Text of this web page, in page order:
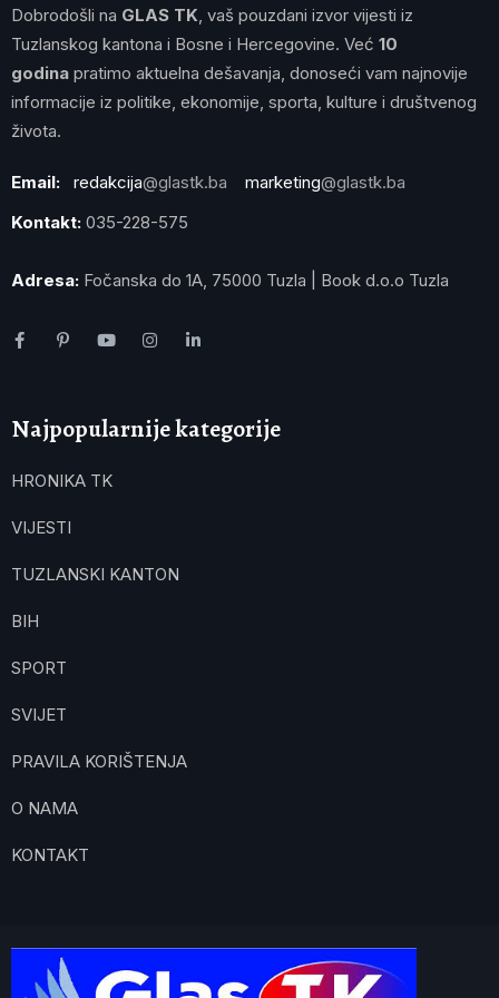
Dobrodošli na GLAS TK , vaš pouzdani izvor vijesti iz
Tuzlanskog kantona i Bosne i Hercegovine. Već 10
godina pratimo aktuelna dešavanja, donoseći vam najnovije
informacije iz politike, ekonomije, sporta, kulture i društvenog
života.
Email: redakcija@glastk.ba marketing@glastk.ba
Kontakt: 035-228-575
Adresa: Fočanska do 1A, 75000 Tuzla | Book d.o.o Tuzla
Najpopularnije kategorije
HRONIKA TK
VIJESTI
TUZLANSKI KANTON
BIH
SPORT
SVIJET
PRAVILA KORIŠTENJA
O NAMA
KONTAKT